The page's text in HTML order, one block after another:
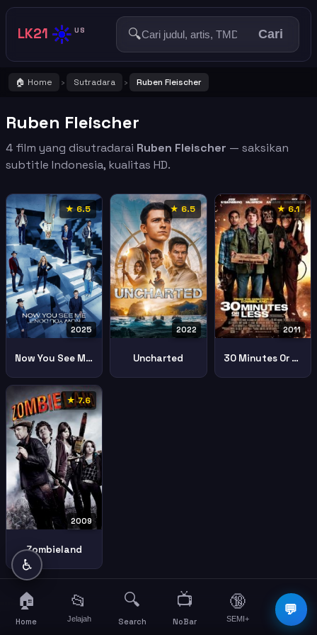
LK21 ☀️ US 🔍 Cari
🏠 Home › Sutradara › Ruben Fleischer
Ruben Fleischer
4 film yang disutradarai Ruben Fleischer — saksikan
subtitle Indonesia, kualitas HD.
★ 6.5
2025
Now You See Me Now You Dont
★ 6.5
2022
Uncharted
★ 6.1
2011
30 Minutes Or Less
★ 7.6
2009
Zombieland
💬
♿
🏠
Home
📂
Jelajah
🔍
Search
📺
NoBar
🔞
SEMI+
☰